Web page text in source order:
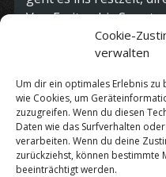
Cookie-
verwalten
Um dir ein optimales Erlebnis
wie Cookies, um
zuzugreifen. Wenn du diesen
Daten wie das Surfverhalten
verarbeiten. Wenn du deine
zurückziehst, können bestimmte
beeinträchtigt werden.
Von Freitag bis
Rahmenprogramm,
Abend sehen.
Beginn meiner
Samstag Abend gegen
Eintritt frei !!!